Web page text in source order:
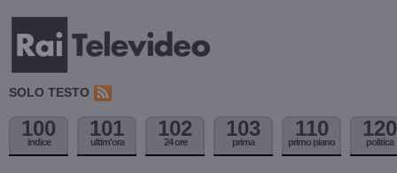
SOLO TESTO
100
indice
101
ultim'ora
102
24 ore
103
prima
110
primo piano
120
politica